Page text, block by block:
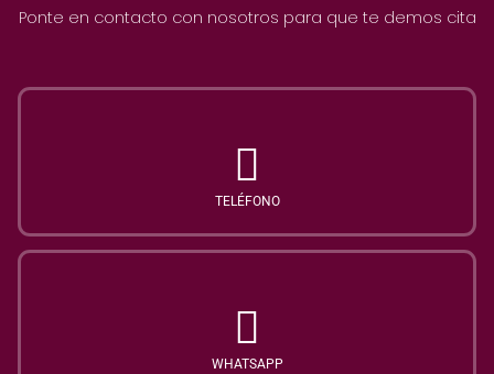
Ponte en contacto con nosotros para que te demos cita
TELÉFONO
WHATSAPP